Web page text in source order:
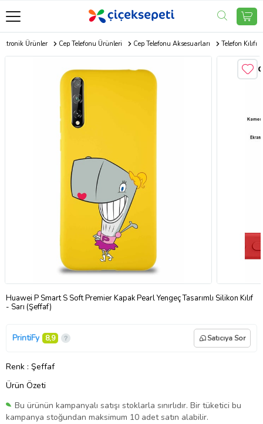
Ürünler Cep Telefonu Ürünleri Cep Telefonu Aksesuarları Telefon Kılıfı
Huawei P Smart S Soft Premier Kapak Pearl Yengeç Tasarımlı Silikon Kılıf
- Sarı (Şeffaf)
PrintiFy 8,9 Satıcıya Sor
Renk : Şeffaf
Ürün Özeti
Bu ürünün kampanyalı satışı stoklarla sınırlıdır. Bir tüketici bu
kampanya stoğundan maksimum 10 adet satın alabilir.